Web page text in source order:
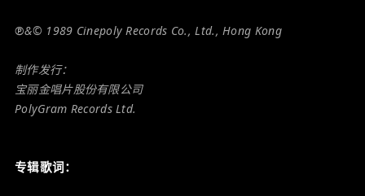
℗&© 1989 Cinepoly Records Co., Ltd., Hong Kong
制作发行：
宝丽金唱片股份有限公司
PolyGram Records Ltd.
专辑歌词：